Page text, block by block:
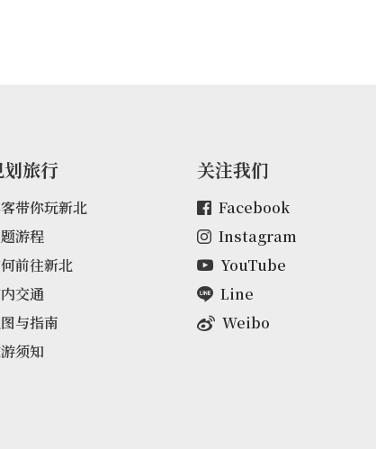
旅行
带你玩新北
游程
前往新北
交通
与指南
须知
关注我们
Facebook
Instagram
YouTube
Line
Weibo